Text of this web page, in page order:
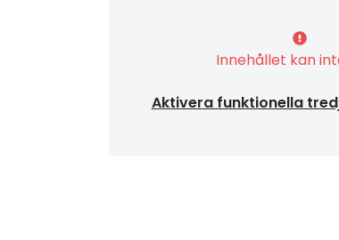
Innehållet kan
Aktivera funktionella